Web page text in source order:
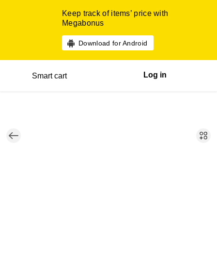
Keep track of items’ price with
Megabonus
Download for Android
Smart cart Log in